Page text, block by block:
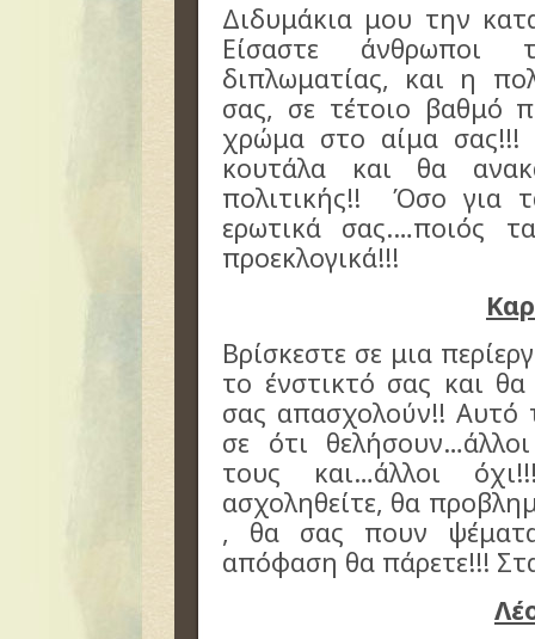
Διδυμάκια μου την
Είσαστε άνθρωποι
διπλωματίας, και η
σας, σε τέτοιο βαθμό
χρώμα στο αίμα
κουτάλα και θα
πολιτικής!! Όσο για
ερωτικά σας.…ποιός
προεκλογικά!!!
Βρίσκεστε σε μια
το ένστικτό σας και
σας απασχολούν!! Αυτό
σε ότι
τους και…άλλοι
ασχοληθείτε, θα
, θα σας πουν
απόφαση θα πάρετε!!!